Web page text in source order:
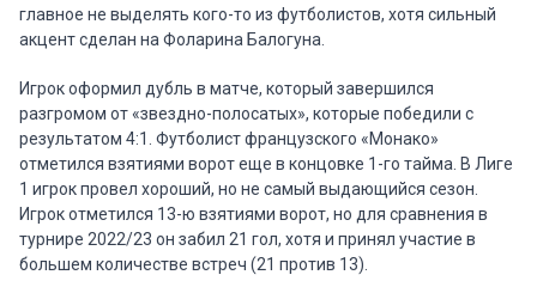
главное не выделять кого-то из футболистов, хотя сильный
акцент сделан на Фоларина Балогуна.
Игрок оформил дубль в матче, который завершился
разгромом от «звездно-полосатых», которые победили с
результатом 4:1. Футболист французского «Монако»
отметился взятиями ворот еще в концовке 1-го тайма. В Лиге
1 игрок провел хороший, но не самый выдающийся сезон.
Игрок отметился 13-ю взятиями ворот, но для сравнения в
турнире 2022/23 он забил 21 гол, хотя и принял участие в
большем количестве встреч (21 против 13).